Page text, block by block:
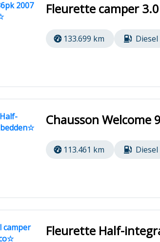
Fleurette camper
133.699 km Diesel
Chausson
113.461 km Diesel
Fleurette Half-